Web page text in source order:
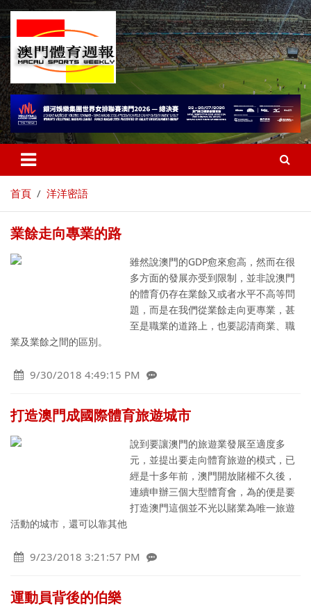
首頁 洋洋密語
業餘走向專業的路
雖然說澳門的GDP愈來愈高，然而在很
多方面的發展亦受到限制，並非說澳門
的體育仍存在業餘又或者水平不高等問
題，而是在我們從業餘走向更專業，甚
至是職業的道路上，也要認清商業、職
業及業餘之間的區別。
9/30/2018 4:49:15 PM
打造澳門成國際體育旅遊城市
說到要讓澳門的旅遊業發展至適度多
元，並提出要走向體育旅遊的模式，已
經是十多年前，澳門開放賭權不久後，
連續申辦三個大型體育會，為的便是要
打造澳門這個並不光以賭業為唯一旅遊
活動的城市，還可以靠其他
9/23/2018 3:21:57 PM
運動員背後的伯樂